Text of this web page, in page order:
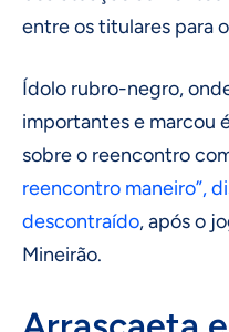
entre os titulares para
Ídolo rubro-negro,
importantes e marcou
sobre o reencontro
reencontro maneiro”,
descontraído, após o
Mineirão.